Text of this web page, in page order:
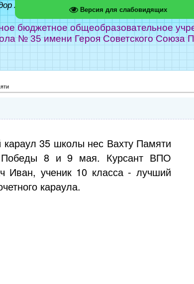
Версия для слабовидящих
бюджетное общеобразовательное
№ 35 имени Героя Советского Союза
Абрамов
караул 35 школы нес Вахту Памяти
Победы 8 и 9 мая. Курсант ВПО
Иван, ученик 10 класса - лучший
караула.